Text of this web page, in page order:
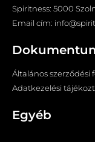
Spiritness: 5000
Email cím:
Általános szerződési
Adatkezelési
Egyéb